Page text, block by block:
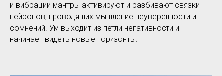
и вибрации мантры активируют и разбивают связки
нейронов, проводящих мышление неуверенности и
сомнений. Ум выходит из петли негативности и
начинает видеть новые горизонты.